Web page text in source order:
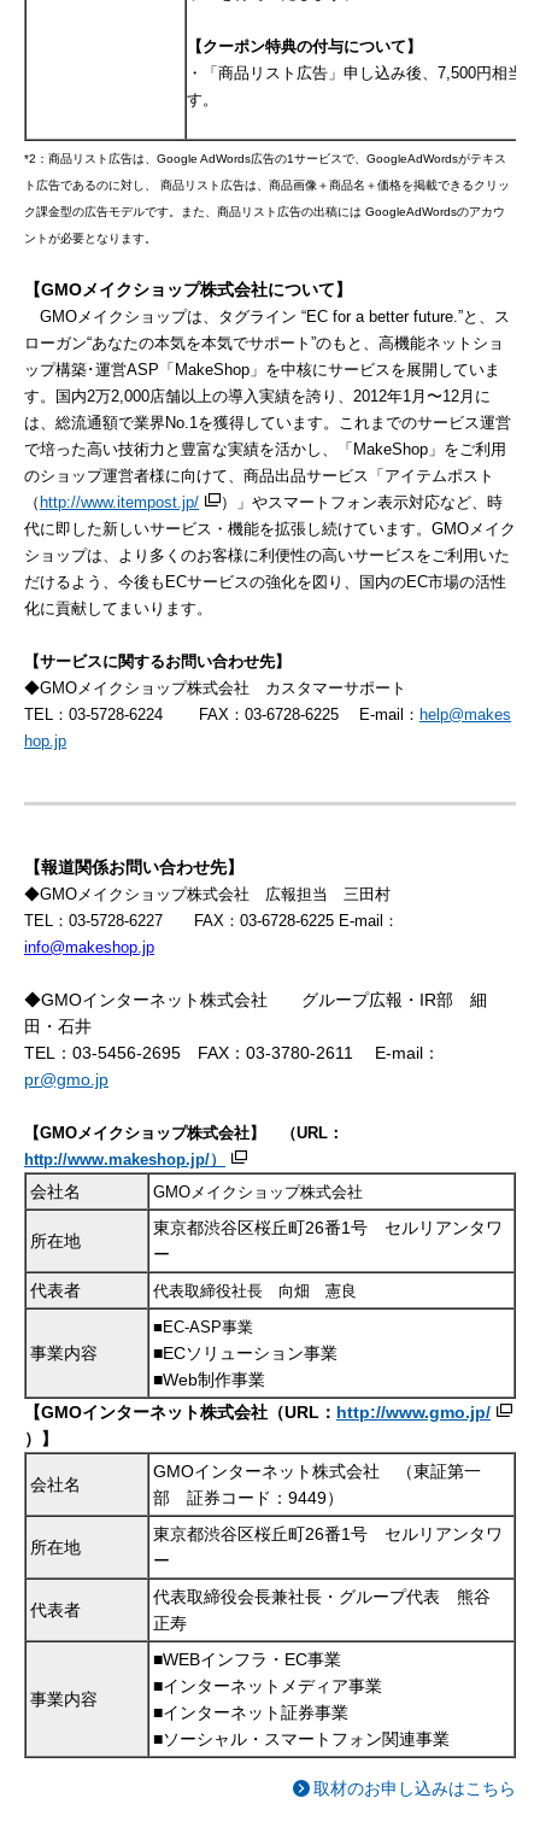
【クーポン特典の付与について】
・「商品リスト広告」申し込み後、7,500円相当
す。
*2：商品リスト広告は、Google AdWords広告の1サービスで、GoogleAdWordsがテキス
ト広告であるのに対し、 商品リスト広告は、商品画像＋商品名＋価格を掲載できるクリッ
ク課金型の広告モデルです。また、商品リスト広告の出稿には GoogleAdWordsのアカウ
ントが必要となります。
【GMOメイクショップ株式会社について】
GMOメイクショップは、タグライン “EC for a better future.”と、ス
ローガン“あなたの本気を本気でサポート”のもと、高機能ネットショ
ップ構築･運営ASP「MakeShop」を中核にサービスを展開していま
す。国内2万2,000店舗以上の導入実績を誇り、2012年1月〜12月に
は、総流通額で業界No.1を獲得しています。これまでのサービス運営
で培った高い技術力と豊富な実績を活かし、「MakeShop」をご利用
のショップ運営者様に向けて、商品出品サービス「アイテムポスト
（http://www.itempost.jp/
）」やスマートフォン表示対応など、時
代に即した新しいサービス・機能を拡張し続けています。GMOメイク
ショップは、より多くのお客様に利便性の高いサービスをご利用いた
だけるよう、今後もECサービスの強化を図り、国内のEC市場の活性
化に貢献してまいります。
【サービスに関するお問い合わせ先】
◆GMOメイクショップ株式会社 カスタマーサポート
TEL：03-5728-6224 FAX：03-6728-6225 E-mail： help@makes
hop.jp
【報道関係お問い合わせ先】
◆GMOメイクショップ株式会社 広報担当 三田村
TEL：03-5728-6227 FAX：03-6728-6225 E-mail：
info@makeshop.jp
◆GMOインターネット株式会社 グループ広報・IR部 細
田・石井
TEL：03-5456-2695 FAX：03-3780-2611 E-mail：
pr@gmo.jp
【GMO メイクショップ株式会社】 （URL ：
http://www.makeshop.jp/）
会社名 GMO メイクショップ株式会社
所在地
東京都渋谷区桜丘町26番1号 セルリアンタワ
ー
代表者
代表取締役社長 向畑 憲良
事業内容
■EC-ASP事業
■ECソリューション事業
■Web制作事業
【GMOインターネット株式会社（URL： http://www.gmo.jp/
）】
会社名
GMOインターネット株式会社 （東証第一
部 証券コード：9449）
所在地
東京都渋谷区桜丘町26番1号 セルリアンタワ
ー
代表者
代表取締役会長兼社長・グループ代表 熊谷
正寿
事業内容
■WEBインフラ・EC事業
■インターネットメディア事業
■インターネット証券事業
■ソーシャル・スマートフォン関連事業
取材のお申し込みはこちら